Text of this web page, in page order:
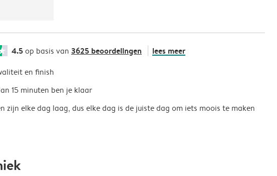
4.5op basis van 3625 beoordelingen lees meer
en finish
15 minuten ben je klaar
zijn elke dag laag, dus elke dag is de juiste dag om iets moois te maken